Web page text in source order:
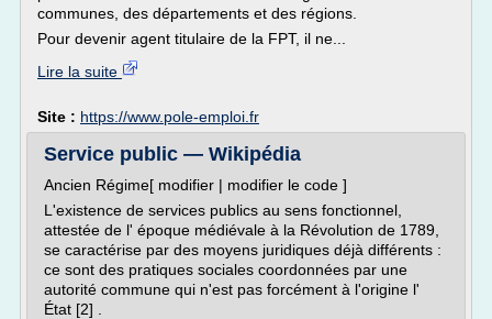
communes, des départements et des régions.
Pour devenir agent titulaire de la FPT, il ne...
Lire la suite
Site : https://www.pole-emploi.fr
Service public — Wikipédia
Ancien Régime[ modifier | modifier le code ]
L'existence de services publics au sens fonctionnel,
attestée de l' époque médiévale à la Révolution de 1789,
se caractérise par des moyens juridiques déjà différents :
ce sont des pratiques sociales coordonnées par une
autorité commune qui n'est pas forcément à l'origine l'
État [2] .